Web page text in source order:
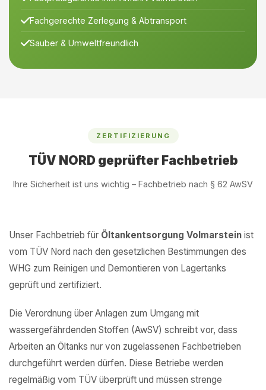
Fachgerechte Zerlegung & Abtransport
Sauber & Umweltfreundlich
ZERTIFIZIERUNG
TÜV NORD geprüfter Fachbetrieb
Ihre Sicherheit ist uns wichtig – Fachbetrieb nach § 62 AwSV
Unser Fachbetrieb für Öltankentsorgung Volmarstein ist
vom TÜV Nord nach den gesetzlichen Bestimmungen des
WHG zum Reinigen und Demontieren von Lagertanks
geprüft und zertifiziert.
Die Verordnung über Anlagen zum Umgang mit
wassergefährdenden Stoffen (AwSV) schreibt vor, dass
Arbeiten an Öltanks nur von zugelassenen Fachbetrieben
durchgeführt werden dürfen. Diese Betriebe werden
regelmäßig vom TÜV überprüft und müssen strenge